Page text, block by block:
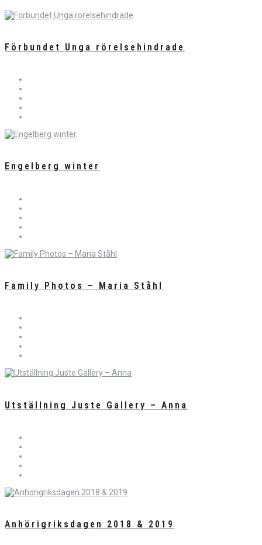
Förbundet Unga rörelsehindrade
Engelberg winter
Family Photos – Maria Ståhl
Utställning Juste Gallery – Anna
Anhörigriksdagen 2018 & 2019